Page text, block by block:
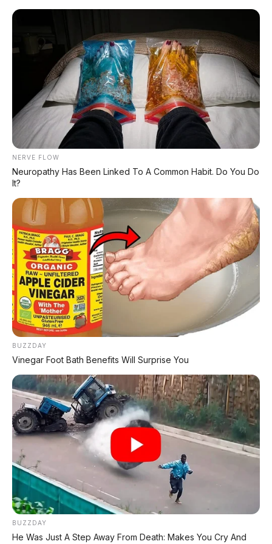
Jetour»Jetour Freedom 7 Plus»Review Mobil »
Jetour Freedom 7 Plus: SUV Kotak 7-
Seater dengan Kursi Ratu
🕒 Dipublikasikan: 13 Mei 2026 | ✍️ Editor: Tim Redaksi
📍 REVIEW UNIT
🚙 REVIEW & FIRST LOOK
REVIEW UNIT– Jetour, sub-brand dari Chery
yang dikenal dengan desainboxy ala Land
Rover, baru saja meluncurkan Freedom 7 Plus.
SUV 7-seater ini mengusung tampanglebih
garang dan maskulin
dari pendahulunya.
Dengan fokus padaruang kabin lega dan
kenyamanan keluarga
, Freedom 7 Plus hadir
membidik segmen SUV medium yang selama ini
didominasi Jepang.
NERVE FLOW
Neuropathy Has Been Linked To A Common Habit. Do You Do
It?
BUZZDAY
Vinegar Foot Bath Benefits Will Surprise You
BUZZDAY
He Was Just A Step Away From Death: Makes You Cry And